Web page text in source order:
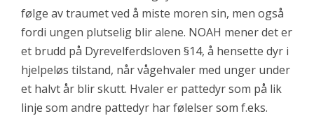
følge av traumet ved å miste moren sin, men også
fordi ungen plutselig blir alene. NOAH mener det er
et brudd på Dyrevelferdsloven §14, å hensette dyr i
hjelpeløs tilstand, når vågehvaler med unger under
et halvt år blir skutt. Hvaler er pattedyr som på lik
linje som andre pattedyr har følelser som f.eks.